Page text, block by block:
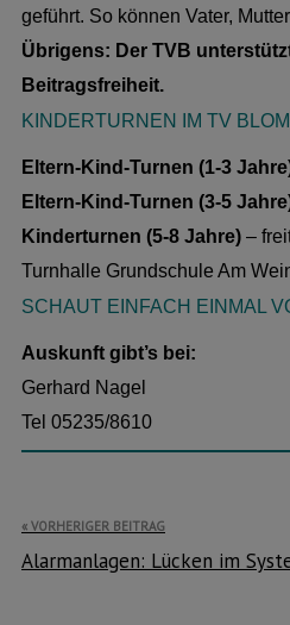
geführt. So können Vater,
Übrigens: Der TVB
Beitragsfreiheit.
KINDERTURNEN IM TV
Eltern-Kind-Turnen (1-3
Eltern-Kind-Turnen (3-5
Kinderturnen (5-8 Jahre) –
Turnhalle Grundschule Am
SCHAUT EINFACH EINMAL
Auskunft gibt’s bei:
Gerhard Nagel
Tel 05235/8610
Beitragsnavigation
VORHERIGER BEITRAG
Alarmanlagen: Lücken im